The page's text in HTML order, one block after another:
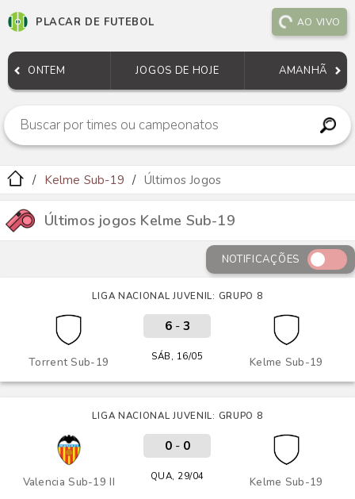
PLACAR DE FUTEBOL AO VIVO
ONTEM JOGOS DE HOJE AMANHÃ
Kelme Sub-19 Últimos Jogos
Últimos jogos Kelme Sub-19
NOTIFICAÇÕES
LIGA NACIONAL JUVENIL: GRUPO 8
Torrent Sub-19 Kelme Sub-19
6- 3
SÁB, 16/05
LIGA NACIONAL JUVENIL: GRUPO 8
Valencia Sub-19 II Kelme Sub-19
0- 0
QUA, 29/04